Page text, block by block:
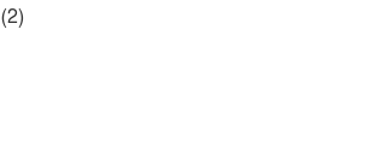
(2)